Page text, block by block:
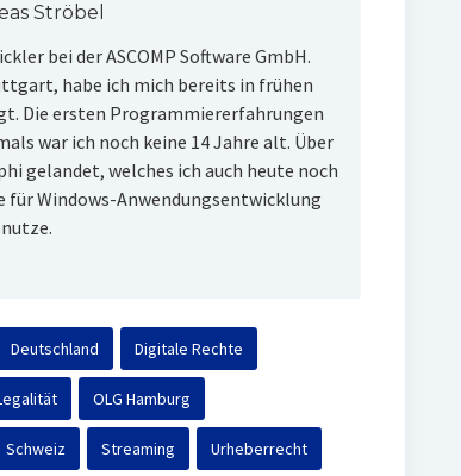
Ströbel
bei der ASCOMP Software GmbH.
habe ich mich bereits in frühen
Die ersten Programmiererfahrungen
war ich noch keine 14 Jahre alt. Über
gelandet, welches ich auch heute noch
Windows-Anwendungsentwicklung
nutze.
Deutschland Digitale Rechte
OLG Hamburg
Schweiz Streaming Urheberrecht